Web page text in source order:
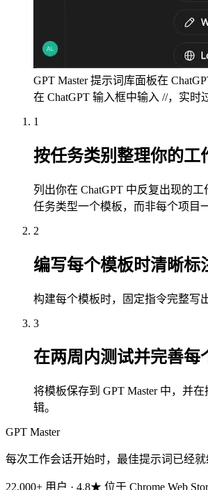
GPT Master 提示词库面板在
在 ChatGPT 输入框中输入 //，实时
1
按任务类别整理你的工
列出你在 ChatGPT 中反复出现的
任务类型一个模板，而非每个项目
2
编写每个模板时清晰标
构建每个模板时，固定指令完整写
3
在两周内测试并完善每
将模板保存到 GPT Master 中，并
辑。
GPT Master
每次工作会话开始时，最佳提示词已经就
22,000+ 用户 · 4.8★ 位于 Chrome Web